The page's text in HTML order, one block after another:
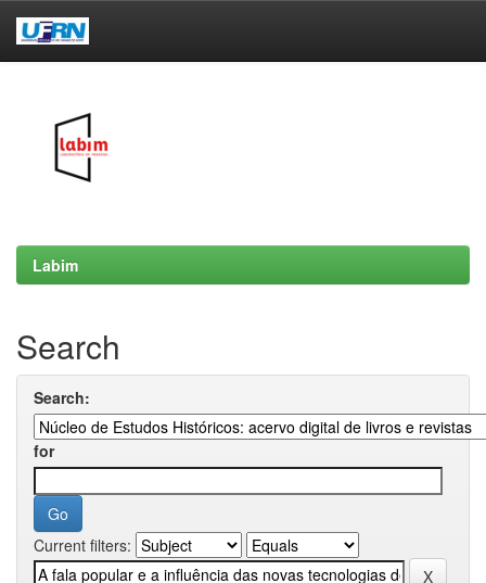
Labim
Search
Search:
for
Current filters: